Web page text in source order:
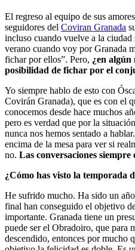
El regreso al equipo de sus
seguidores del Coviran Granada
incluso cuando vuelve a la
verano cuando voy por Granada
fichar por ellos”. Pero, ¿en algún
posibilidad de fichar por el
Yo siempre hablo de esto con
Covirán Granada), que es con el
conocemos desde hace muchos
pero es verdad que por la
nunca nos hemos sentado a
encima de la mesa para ver si
no. Las conversaciones siempre
¿Cómo has visto la temporada
He sufrido mucho. Ha sido un
final han conseguido el objetivo
importante. Granada tiene un
puede ser el Obradoiro, que para
descendido, entonces por mucho